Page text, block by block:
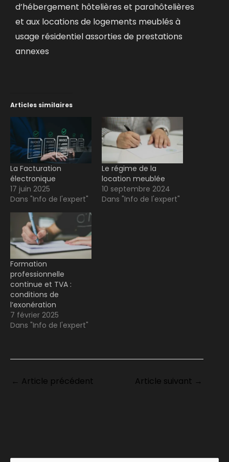
d’hébergement hôtelières et parahôtelières
et aux locations de logements meublés à
usage résidentiel assorties de prestations
annexes
Articles similaires
La Facturation
électronique
17 juin 2025
Dans "Info de l'expert"
Le régime de la
location meublée
10 septembre 2024
Dans "Info de l'expert"
Formation
professionnelle
continue et TVA :
conditions de
l’exonération
7 février 2025
Dans "Info de l'expert"
← Article précédent Article suivant →